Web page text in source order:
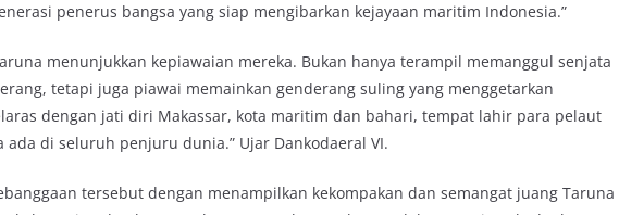
penerus bangsa yang siap mengibarkan kejayaan maritim Indonesia.”
menunjukkan kepiawaian mereka. Bukan hanya terampil memanggul senjata
tetapi juga piawai memainkan genderang suling yang menggetarkan
dengan jati diri Makassar, kota maritim dan bahari, tempat lahir para pelaut
ada di seluruh penjuru dunia.” Ujar Dankodaeral VI.
tersebut dengan menampilkan kekompakan dan semangat juang Taruna